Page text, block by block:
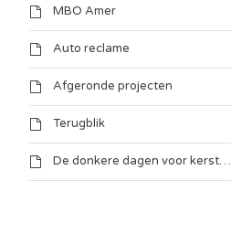
MBO Amer
Auto reclame
Afgeronde projecten
Terugblik
De donkere dagen voor kerst…